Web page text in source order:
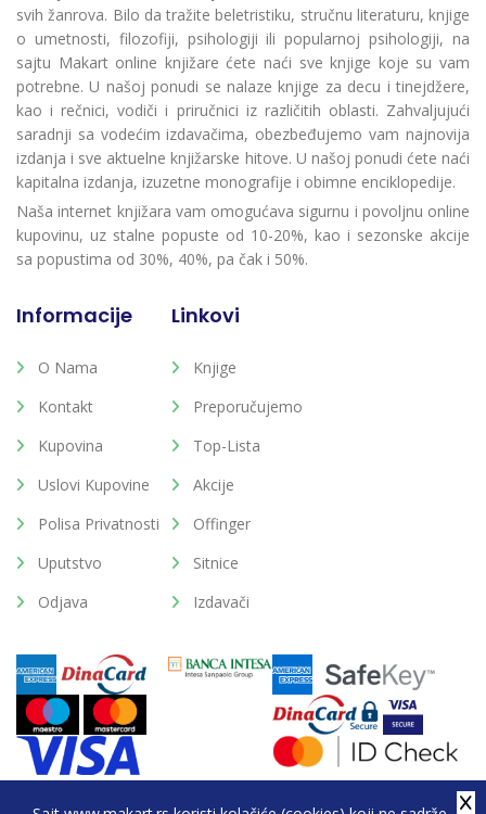
svih žanrova. Bilo da tražite beletristiku, stručnu literaturu, knjige
o umetnosti, filozofiji, psihologiji ili popularnoj psihologiji, na
sajtu Makart online knjižare ćete naći sve knjige koje su vam
potrebne. U našoj ponudi se nalaze knjige za decu i tinejdžere,
kao i rečnici, vodiči i priručnici iz različitih oblasti. Zahvaljujući
saradnji sa vodećim izdavačima, obezbeđujemo vam najnovija
izdanja i sve aktuelne knjižarske hitove. U našoj ponudi ćete naći
kapitalna izdanja, izuzetne monografije i obimne enciklopedije.
Naša internet knjižara vam omogućava sigurnu i povoljnu online
kupovinu, uz stalne popuste od 10-20%, kao i sezonske akcije
sa popustima od 30%, 40%, pa čak i 50%.
Informacije
O Nama
Kontakt
Kupovina
Uslovi Kupovine
Polisa Privatnosti
Uputstvo
Odjava
Linkovi
Knjige
Preporučujemo
Top-Lista
Akcije
Offinger
Sitnice
Izdavači